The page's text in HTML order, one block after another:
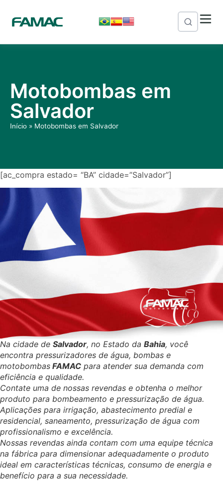
Motobombas em
Salvador
Início » Motobombas em Salvador
[ac_compra estado= “BA” cidade=”Salvador”]
Na cidade de Salvador, no Estado da Bahia, você
encontra pressurizadores de água, bombas e
motobombas FAMAC para atender sua demanda com
eficiência e qualidade.
Contate uma de nossas revendas e obtenha o melhor
produto para bombeamento e pressurização de água.
Aplicações para irrigação, abastecimento predial e
residencial, saneamento, pressurização de água com
profissionalismo e excelência.
Nossas revendas ainda contam com uma equipe técnica
na fábrica para dimensionar adequadamente o produto
ideal em características técnicas, consumo de energia e
benefício para a sua necessidade.